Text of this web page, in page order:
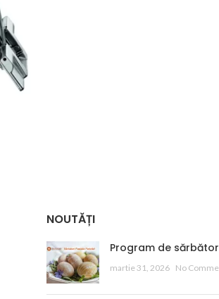
NOUTĂȚI
Program de
martie 31, 2026 No